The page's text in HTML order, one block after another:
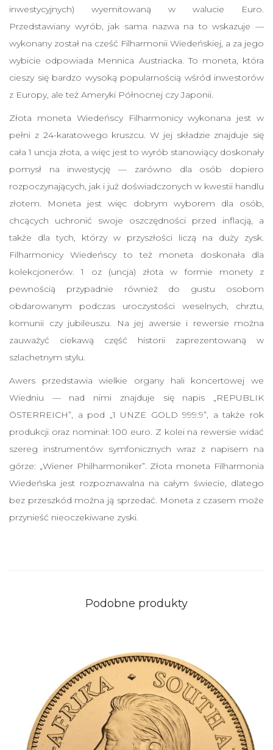
9
9
9
,
9
G
o
d
M
ü
n
z
e
Ö
t
e
r
r
i
c
h
inwestycyjnych) wyemitowaną w walucie Euro.
Przedstawiany wyrób, jak sama nazwa na to wskazuje —
wykonany został na cześć Filharmonii Wiedeńskiej, a za jego
wybicie odpowiada Mennica Austriacka. To moneta, która
cieszy się bardzo wysoką popularnością wśród inwestorów
z Europy, ale też Ameryki Północnej czy Japonii.
Złota moneta Wiedeńscy Filharmonicy wykonana jest w
pełni z 24-karatowego kruszcu. W jej składzie znajduje się
cała 1 uncja złota, a więc jest to wyrób stanowiący doskonały
pomysł na inwestycję — zarówno dla osób dopiero
rozpoczynających, jak i już doświadczonych w kwestii handlu
złotem. Moneta jest więc dobrym wyborem dla osób,
chcących uchronić swoje oszczędności przed inflacją, a
także dla tych, którzy w przyszłości liczą na duży zysk.
Filharmonicy Wiedeńscy to też moneta doskonała dla
kolekcjonerów. 1 oz (uncja) złota w formie monety z
pewnością przypadnie również do gustu osobom
obdarowanym podczas uroczystości weselnych, chrztu,
komunii czy jubileuszu. Na jej awersie i rewersie można
zauważyć ciekawą część historii zaprezentowaną w
szlachetnym stylu.
Awers przedstawia wielkie organy hali koncertowej we
Wiedniu — nad nimi znajduje się napis „REPUBLIK
ÖSTERREICH”, a pod „1 UNZE GOLD 999.9”, a także rok
produkcji oraz nominał: 100 euro. Z kolei na rewersie widać
szereg instrumentów symfonicznych wraz z napisem na
górze: „Wiener Philharmoniker”. Złota moneta Filharmonia
Wiedeńska jest rozpoznawalna na całym świecie, dlatego
bez przeszkód można ją sprzedać. Moneta z czasem może
przynieść nieoczekiwane zyski.
Podobne produkty